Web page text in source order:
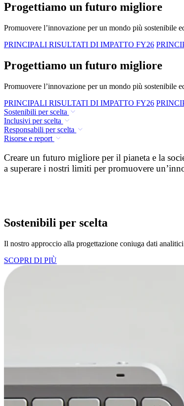
Progettiamo un futuro migliore
Promuovere l’innovazione per un mondo più sostenibile
PRINCIPALI RISULTATI DI IMPATTO FY26
Progettiamo un futuro migliore
Promuovere l’innovazione per un mondo più sostenibile
PRINCIPALI RISULTATI DI IMPATTO FY26
Sostenibili per scelta
Inclusivi per scelta
Responsabili per scelta
Risorse e report
Creare un futuro migliore per il pianeta e la
a superare i nostri limiti per promuovere
Sostenibili per scelta
Il nostro approccio alla progettazione coniuga dati
SCOPRI DI PIÙ